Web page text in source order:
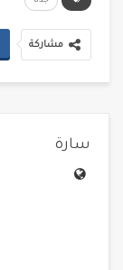
مشاركة
سارة